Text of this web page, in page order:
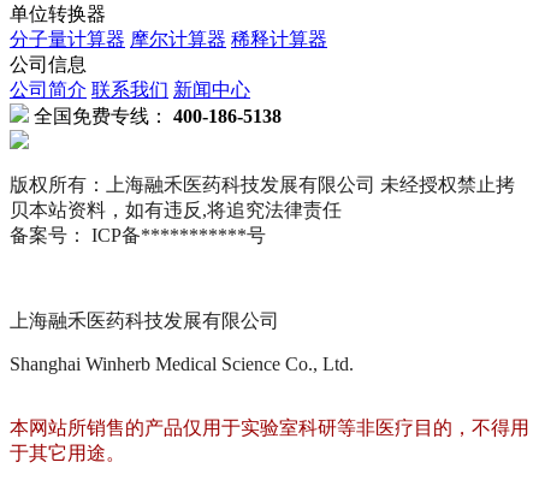
单位转换器
分子量计算器 摩尔计算器 稀释计算器
公司信息
公司简介 联系我们 新闻中心
全国免费专线： 400-186-5138
版权所有：上海融禾医药科技发展有限公司 未经授权禁止拷
贝本站资料，如有违反,将追究法律责任
备案号： ICP备***********号
上海融禾医药科技发展有限公司
Shanghai Winherb Medical Science Co., Ltd.
本网站所销售的产品仅用于实验室科研等非医疗目的，不得用
于其它用途。